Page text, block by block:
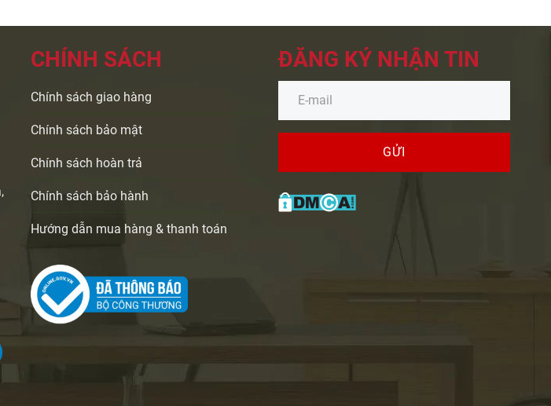
CHÍNH SÁCH
Chính sách giao hàng
Chính sách bảo mật
Chính sách hoàn trả
Chính sách bảo hành
Hướng dẫn mua hàng & thanh toán
ĐĂNG KÝ NHẬN TIN
GỬI